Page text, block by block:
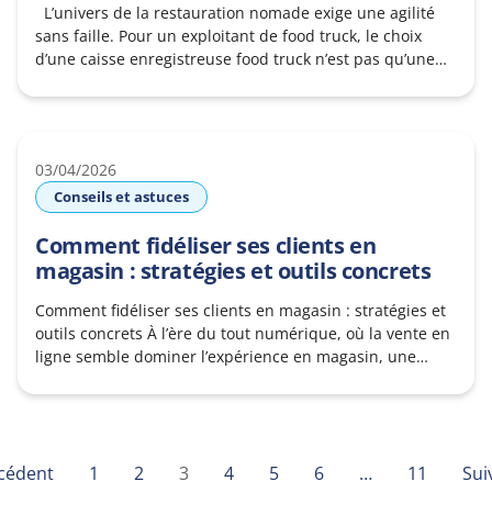
L’univers de la restauration nomade exige une agilité
sans faille. Pour un exploitant de food truck, le choix
d’une caisse enregistreuse food truck n’est pas qu’une
activité commerciale. Pour que vous optimisiez votre
03/04/2026
Conseils et astuces
Comment fidéliser ses clients en
magasin : stratégies et outils concrets
Comment fidéliser ses clients en magasin : stratégies et
outils concrets À l’ère du tout numérique, où la vente en
ligne semble dominer l’expérience en magasin, une
physique : le point de vente est-il mort et surtout
1 2 3 4 5 6 … 11